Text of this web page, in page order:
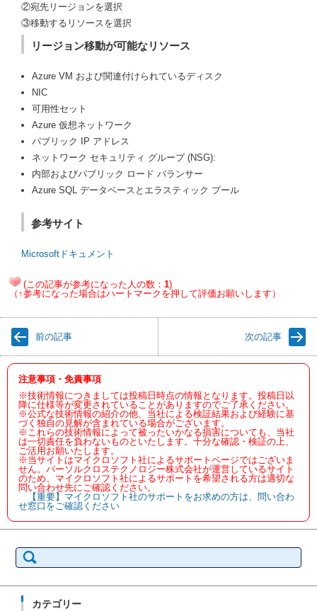
②宛先リージョンを選択
③移動するリソースを選択
リージョン移動が可能なリソース
Azure VM および関連付けられているディスク
NIC
可用性セット
Azure 仮想ネットワーク
パブリック IP アドレス
ネットワーク セキュリティ グループ (NSG):
内部およびパブリック ロード バランサー
Azure SQL データベースとエラスティック プール
参考サイト
Microsoftドキュメント
(この記事が参考になった人の数： 1)
（↑参考になった場合はハートマークを押して評価お願いします）
前の記事 次の記事
注意事項・免責事項
※技術情報につきましては投稿日時点の情報となります。投稿日以
降に仕様等が変更されていることがありますのでご了承ください。
※公式な技術情報の紹介の他、当社による検証結果および経験に基
づく独自の見解が含まれている場合がございます。
※これらの技術情報によって被ったいかなる損害についても、当社
は一切責任を負わないものといたします。十分な確認・検証の上、
ご活用お願いたします。
※当サイトはマイクロソフト社によるサポートページではございま
せん。パーソルクロステクノロジー株式会社が運営しているサイト
のため、マイクロソフト社によるサポートを希望される方は適切な
問い合わせ先にご確認ください。
【重要】マイクロソフト社のサポートをお求めの方は、問い合わ
せ窓口をご確認ください
索:
カテゴリー